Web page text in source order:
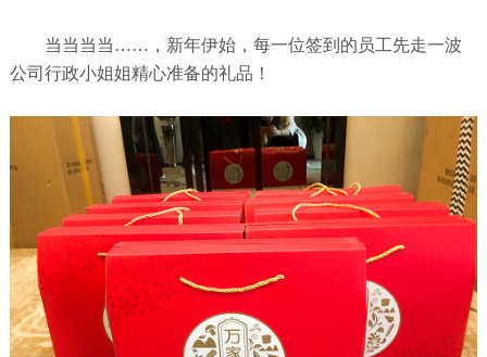
当当当当……，新年伊始，每一位签到的员工先走一波
公司行政小姐姐精心准备的礼品！